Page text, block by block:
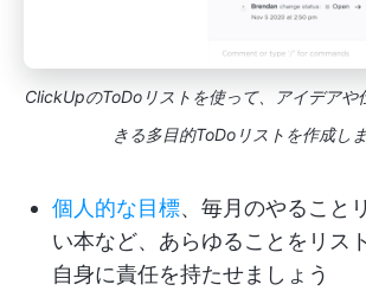
ClickUpのToDoリストを使って、アイデアや
きる多目的ToDoリストを作成し
個人的な目標、毎月のやること
い本など、あらゆることをリス
自身に責任を持たせましょう